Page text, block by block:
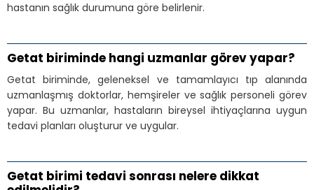
hastanın sağlık durumuna göre belirlenir.
Getat biriminde hangi uzmanlar görev yapar?
Getat biriminde, geleneksel ve tamamlayıcı tıp alanında
uzmanlaşmış doktorlar, hemşireler ve sağlık personeli görev
yapar. Bu uzmanlar, hastaların bireysel ihtiyaçlarına uygun
tedavi planları oluşturur ve uygular.
Getat birimi tedavi sonrası nelere dikkat